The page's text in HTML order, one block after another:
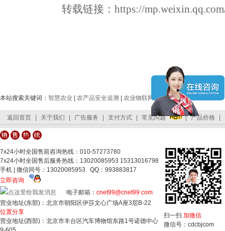
转载链接： https://
本站搜索关键词： 智慧农业 农产品安全追溯 农业物联网
返回首页 关于我们 广告服务 支付方式 常见问题 | 产品价格
客服中心
7x24小时全国售前咨询热线：010-57273780
7x24小时全国售后服务热线：13020085953 15313016798
手机 | 微信同号：13020085953 QQ：993883817
立即咨询
电子邮箱： cnet99@cnet99.com
营业地址(东部)：北京市朝阳区伊莎文心广场A座3层B-22
位置分享
营业地址(西部)：北京市丰台区汽车博物馆东路1号诺德中心
扫一扫 加微信
微信号：cdcbjcom